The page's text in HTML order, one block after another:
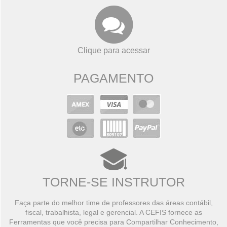
Clique para acessar
PAGAMENTO
TORNE-SE INSTRUTOR
Faça parte do melhor time de professores das áreas contábil,
fiscal, trabalhista, legal e gerencial. A CEFIS fornece as
Ferramentas que você precisa para Compartilhar Conhecimento,